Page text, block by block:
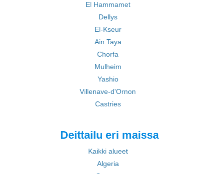
El Hammamet
Dellys
El-Kseur
Ain Taya
Chorfa
Mulheim
Yashio
Villenave-d'Ornon
Castries
Deittailu eri maissa
Kaikki alueet
Algeria